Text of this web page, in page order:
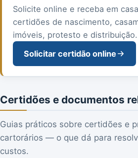
Solicite online e receba em
certidões de nascimento,
imóveis, protesto e distribuição.
Solicitar certidão online
Certidões e documentos
Guias práticos sobre certidões e
cartorários — o que dá para
custos.